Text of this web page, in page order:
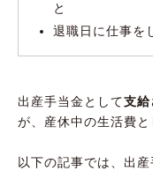
と
退職日に仕事を
出産手当金として支給
が、産休中の生活費と
以下の記事では、出